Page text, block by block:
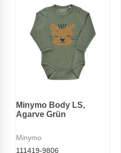
Minymo Body LS,
Agarve Grün
Minymo
111419-9806